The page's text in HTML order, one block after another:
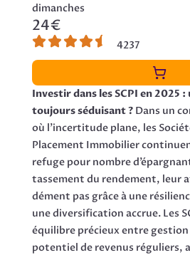
dimanches
24€
4237
Investir dans les SCPI en 2025
toujours séduisant ?Dans un
où l’incertitude plane, les
Placement Immobilier
refuge pour nombre
tassement du rendement, leur
dément pas grâce à une
une diversification accrue. Les
équilibre précieux entre gestion
potentiel de revenus réguliers,